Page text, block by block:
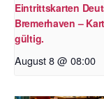
Eintrittskarten
Bremerhaven –
gültig.
August 8 @ 08:00